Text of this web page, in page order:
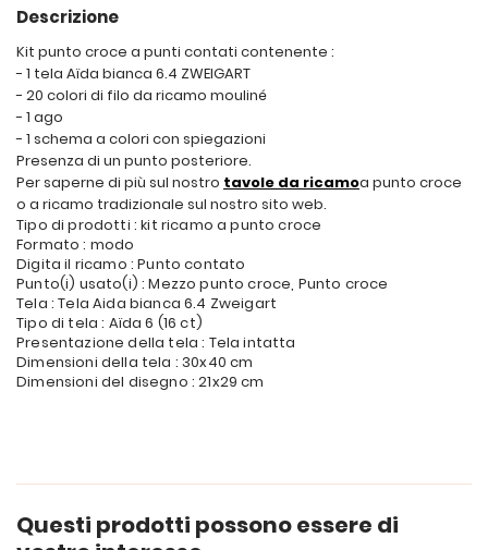
Descrizione
Kit punto croce a punti contati contenente :
- 1 tela Aïda bianca 6.4 ZWEIGART
- 20 colori di filo da ricamo mouliné
- 1 ago
- 1 schema a colori con spiegazioni
Presenza di un punto posteriore.
Per saperne di più sul nostro tavole da ricamoa punto croce
o a ricamo tradizionale sul nostro sito web.
Tipo di prodotti : kit ricamo a punto croce
Formato : modo
Digita il ricamo : Punto contato
Punto(i) usato(i) : Mezzo punto croce, Punto croce
Tela : Tela Aida bianca 6.4 Zweigart
Tipo di tela : Aïda 6 (16 ct)
Presentazione della tela : Tela intatta
Dimensioni della tela : 30x40 cm
Dimensioni del disegno : 21x29 cm
Questi prodotti possono essere di